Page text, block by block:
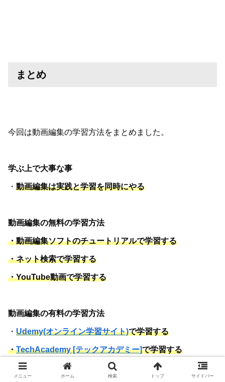
まとめ
今回は動画編集の学習方法をまとめました。
学ぶ上で大事な事
・ 動画編集は実践と学習を同時にやる
動画編集の無料の学習方法
・動画編集ソフトのチュートリアルで学習する
・ネット検索で学習する
・YouTube動画で学習する
動画編集の有料の学習方法
・ Udemy(オンライン学習サイト)で学習する
・TechAcademy [テックアカデミー]で学習する
メニュー ホーム 検索 トップ サイドバー